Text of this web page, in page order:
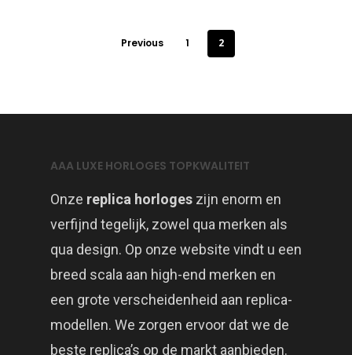
Previous 1 2
AAA LUXE HORLOGES TOPKWALITEIT
Onze replica horloges zijn enorm en
verfijnd tegelijk, zowel qua merken als
qua design. Op onze website vindt u een
breed scala aan high-end merken en
een grote verscheidenheid aan replica-
modellen. We zorgen ervoor dat we de
beste replica’s op de markt aanbieden.